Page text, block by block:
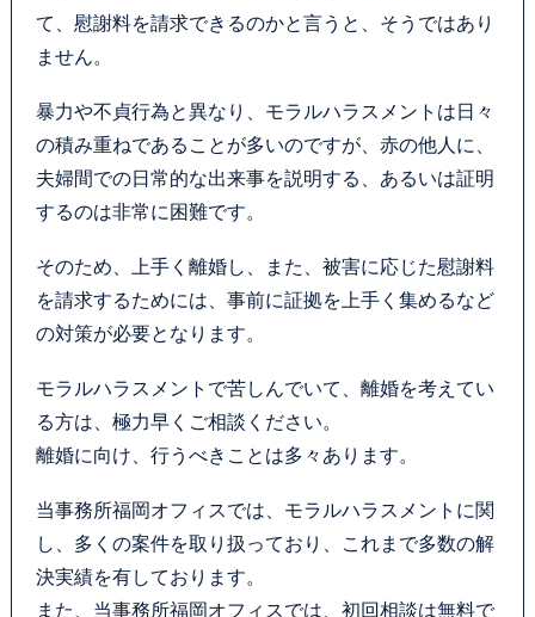
て、慰謝料を請求できるのかと言うと、そうではあり
ません。
暴力や不貞行為と異なり、モラルハラスメントは日々
の積み重ねであることが多いのですが、赤の他人に、
夫婦間での日常的な出来事を説明する、あるいは証明
するのは非常に困難です。
そのため、上手く離婚し、また、被害に応じた慰謝料
を請求するためには、事前に証拠を上手く集めるなど
の対策が必要となります。
モラルハラスメントで苦しんでいて、離婚を考えてい
る方は、極力早くご相談ください。
離婚に向け、行うべきことは多々あります。
当事務所福岡オフィスでは、モラルハラスメントに関
し、多くの案件を取り扱っており、これまで多数の解
決実績を有しております。
また、当事務所福岡オフィスでは、初回相談は無料で